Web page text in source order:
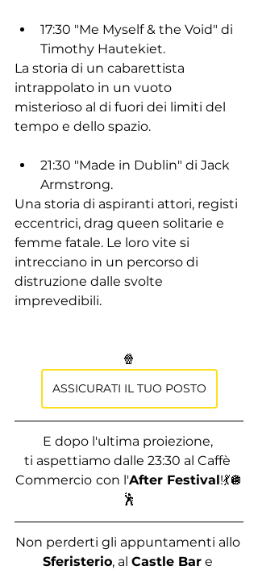
17:30 "Me Myself & the Void" di
Timothy Hautekiet.
La storia di un cabarettista
intrappolato in un vuoto
misterioso al di fuori dei limiti del
tempo e dello spazio.
21:30 "Made in Dublin" di Jack
Armstrong.
Una storia di aspiranti attori, registi
eccentrici, drag queen solitarie e
femme fatale. Le loro vite si
intrecciano in un percorso di
distruzione dalle svolte
imprevedibili.
🍿
ASSICURATI IL TUO POSTO
E dopo l'ultima proiezione,
ti aspettiamo dalle 23:30 al Caffè
Commercio con l'After Festival!💃🪩
🕺
Non perderti gli appuntamenti allo
Sferisterio, al Castle Bar e